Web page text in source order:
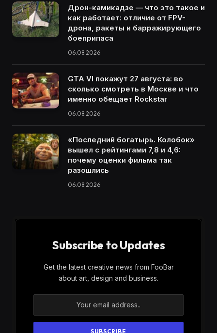
Дрон-камикадзе — что это такое и
как работает: отличие от FPV-
дрона, ракеты и барражирующего
боеприпаса
06.08.2026
GTA VI покажут 27 августа: во
сколько смотреть в Москве и что
именно обещает Rockstar
06.08.2026
«Последний богатырь. Колобок»
вышел с рейтингами 7,8 и 4,6:
почему оценки фильма так
разошлись
06.08.2026
Subscribe to Updates
Get the latest creative news from FooBar
about art, design and business.